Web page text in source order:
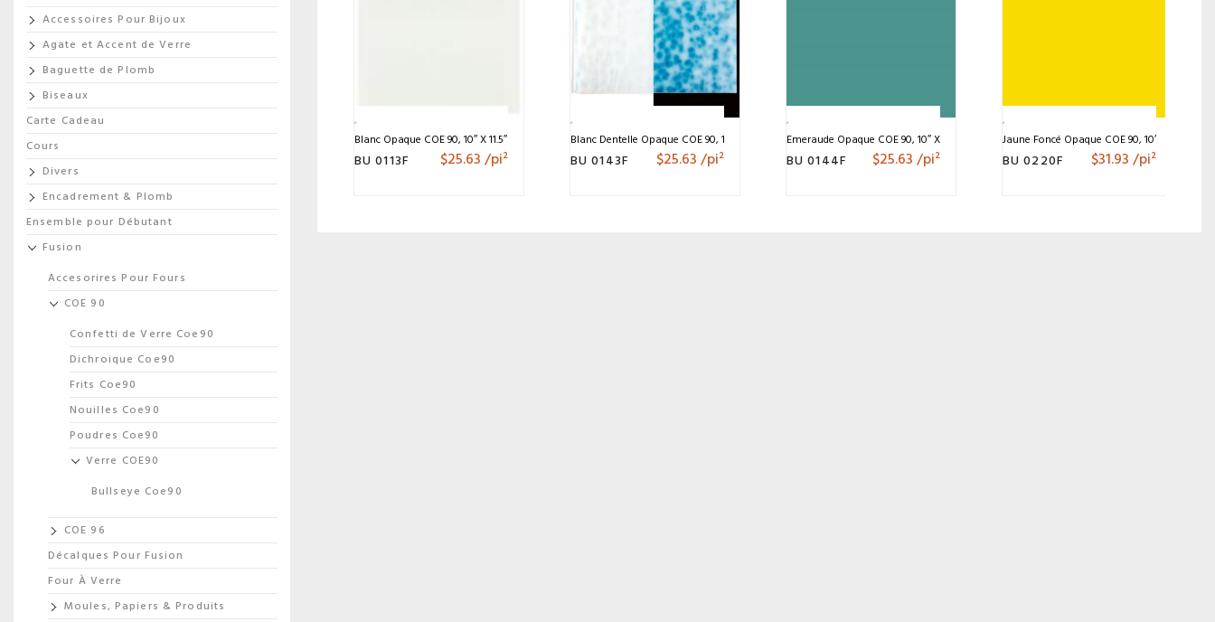
Blanc Opaque COE 90, 10″ X 11.5″
BU 0113F $25.63/pi²
Blanc Dentelle Opaque COE 90, 10″ X 11.5″
BU 0143F $25.63/pi²
Emeraude Opaque COE 90, 10″ X 11.5″
BU 0144F $25.63/pi²
Jaune Foncé Opaque COE 90, 10″ X 11.5″
BU 0220F $31.93/pi²
Accessoires Pour Bijoux
Agate et Accent de Verre
Baguette de Plomb
Biseaux
Carte Cadeau
Cours
Divers
Encadrement & Plomb
Ensemble pour Débutant
Fusion
Accesorires Pour Fours
COE 90
Confetti de Verre Coe90
Dichroique Coe90
Frits Coe90
Nouilles Coe90
Poudres Coe90
Verre COE90
Bullseye Coe90
COE 96
Décalques Pour Fusion
Four À Verre
Moules, Papiers & Produits